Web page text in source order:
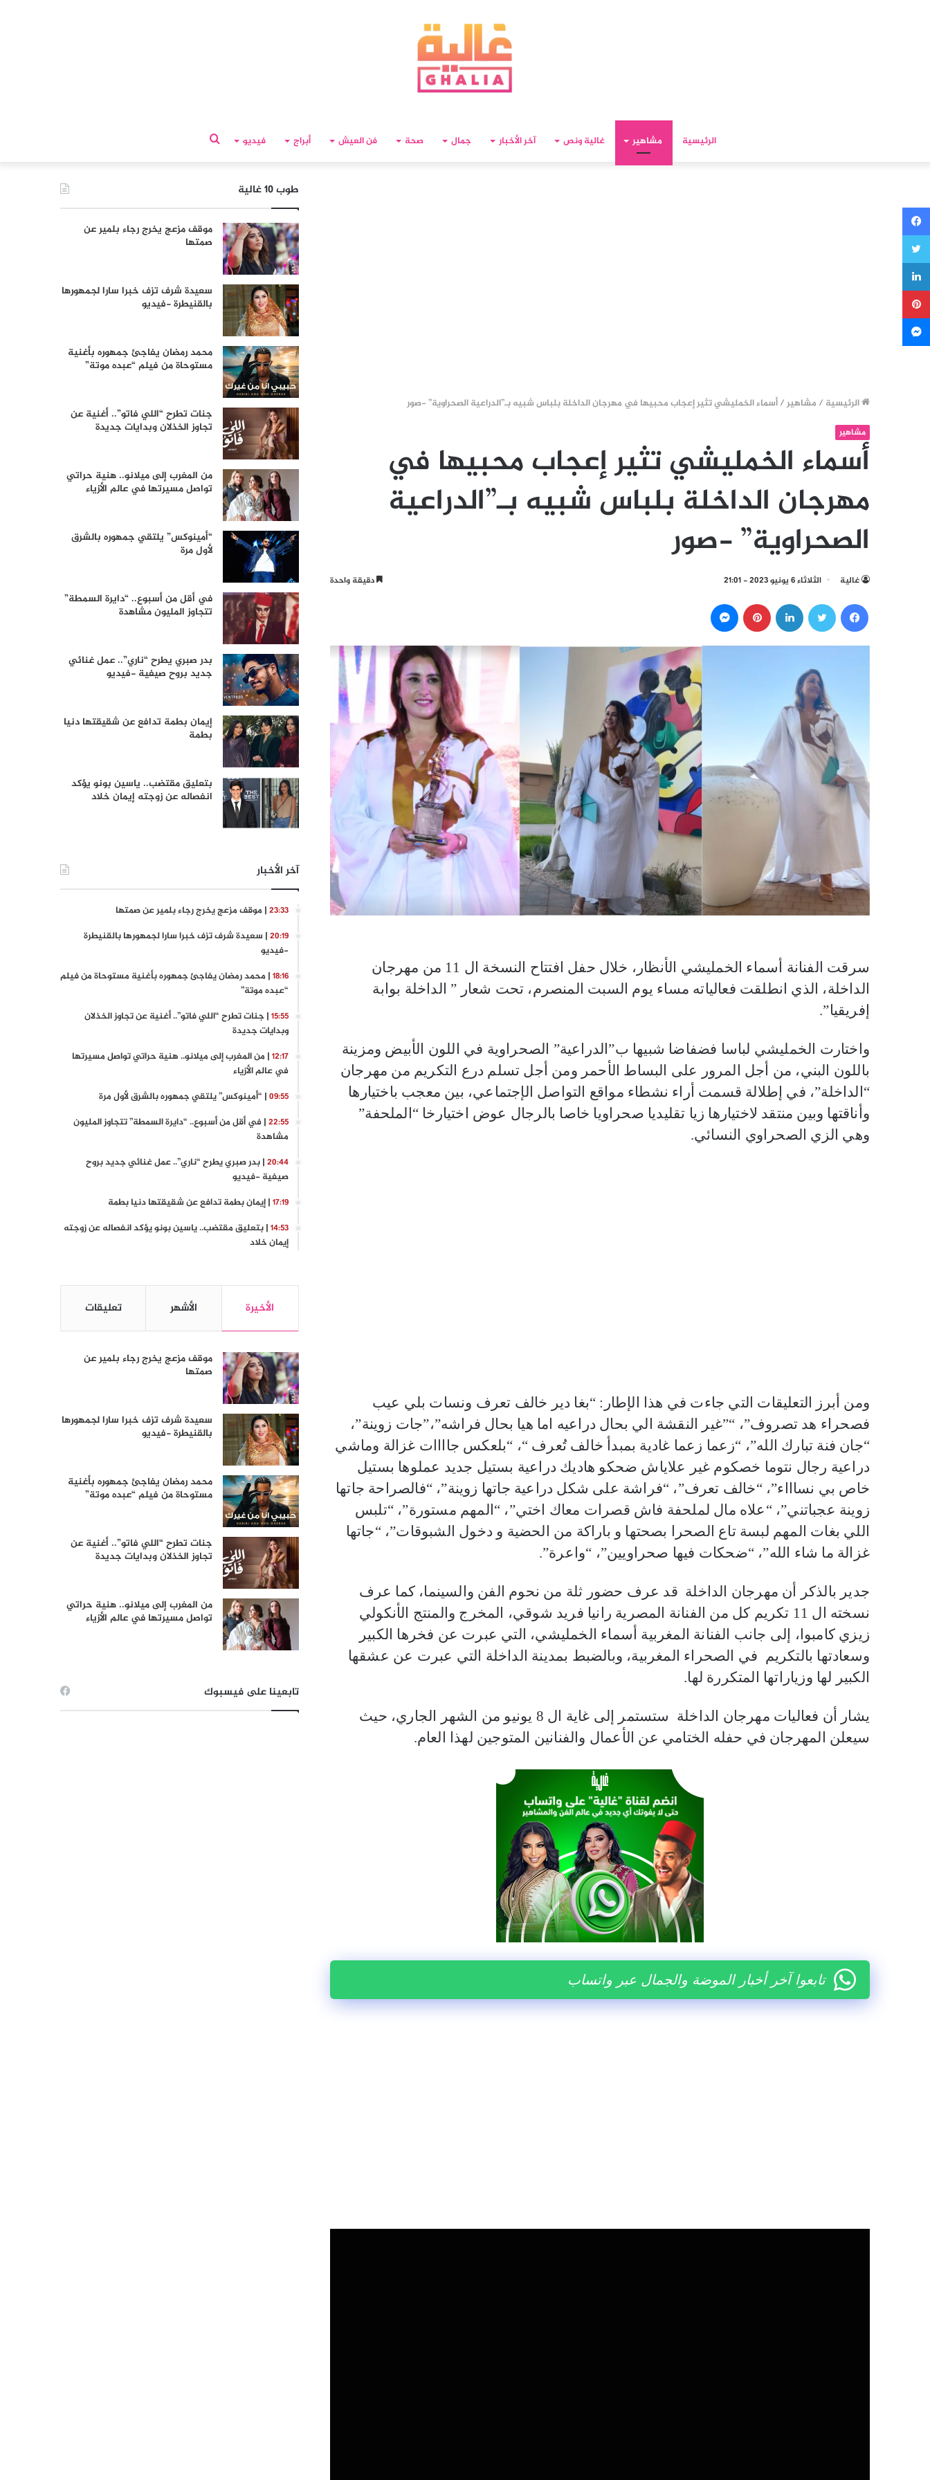
الرئيسية مشاهير غالية ونص آخر الأخبار جمال صحة فن العيش أبراج فيديو
الرئيسية / مشاهير/أسماء الخمليشي تثير إعجاب محبيها في مهرجان الداخلة بلباس شبيه بـ”الدراعية الصحراوية” -صور
مشاهير
أسماء الخمليشي تثير إعجاب محبيها في
مهرجان الداخلة بلباس شبيه بـ”الدراعية
الصحراوية” -صور
غالية الثلاثاء 6 يونيو 2023 - 21:01 دقيقة واحدة
سرقت الفنانة أسماء الخمليشي الأنظار، خلال حفل افتتاح النسخة ال 11 من مهرجان
الداخلة، الذي انطلقت فعالياته مساء يوم السبت المنصرم، تحت شعار ” الداخلة بوابة
إفريقيا”.
واختارت الخمليشي لباسا فضفاضا شبيها ب”الدراعية” الصحراوية في اللون الأبيض ومزينة
باللون البني، من أجل المرور على البساط الأحمر ومن أجل تسلم درع التكريم من مهرجان
“الداخلة”، في إطلالة قسمت أراء نشطاء مواقع التواصل الإجتماعي، بين معجب باختيارها
وأناقتها وبين منتقد لاختيارها زيا تقليديا صحراويا خاصا بالرجال عوض اختيارخا “الملحفة”
وهي الزي الصحراوي النسائي.
ومن أبرز التعليقات التي جاءت في هذا الإطار: “بغا دير خالف تعرف ونسات بلي عيب
فصحراء هد تصروف”، “”غير النقشة الي بحال دراعيه اما هيا بحال فراشه”،”جات زوينة”،
“جان فنة تبارك الله”، “زعما زعما غادية بمبدأ خالف تُعرف “، “بلعكس جاااات غزالة وماشي
دراعية رجال نتوما خصكوم غير علاياش ضحكو هاديك دراعية بستيل جديد عملوها بستيل
خاص بي نساااء”، “خالف تعرف”، “فراشة على شكل دراعية جاتها زوينة”، “فالصراحة جاتها
زوينة عجباتني”، “علاه مال لملحفة فاش قصرات معاك اختي”، “المهم مستورة”، “تلبس
اللي بغات المهم لبسة تاع الصحرا بصحتها و باراكة من الحضية و دخول الشبوقات”، “جاتها
غزالة ما شاء الله”، “ضحكات فيها صحراويين”، “واعرة”.
جدير بالذكر أن مهرجان الداخلة قد عرف حضور ثلة من نحوم الفن والسينما، كما عرف
نسخته ال 11 تكريم كل من الفنانة المصرية رانيا فريد شوقي، المخرج والمنتج الأنكولي
زيزي كامبوا، إلى جانب الفنانة المغربية أسماء الخمليشي، التي عبرت عن فخرها الكبير
وسعادتها بالتكريم في الصحراء المغربية، وبالضبط بمدينة الداخلة التي عبرت عن عشقها
الكبير لها وزياراتها المتكررة لها.
يشار أن فعاليات مهرجان الداخلة ستستمر إلى غاية ال 8 يونيو من الشهر الجاري، حيث
سيعلن المهرجان في حفله الختامي عن الأعمال والفنانين المتوجين لهذا العام.
تابعوا آخر أخبار الموضة والجمال عبر واتساب
طوب 10 غالية
موقف مزعج يخرج رجاء بلمير عن
صمتها
سعيدة شرف تزف خبرا سارا لجمهورها
بالقنيطرة -فيديو
محمد رمضان يفاجئ جمهوره بأغنية
مستوحاة من فيلم “عبده موتة”
جنات تطرح “اللي فاتو”.. أغنية عن
تجاوز الخذلان وبدايات جديدة
من المغرب إلى ميلانو.. هنية حراتي
تواصل مسيرتها في عالم الأزياء
“أمينوكس” يلتقي جمهوره بالشرق
لأول مرة
في أقل من أسبوع.. “دايرة السمطة”
تتجاوز المليون مشاهدة
بدر صبري يطرح “ناري”.. عمل غنائي
جديد بروح صيفية -فيديو
إيمان بطمة تدافع عن شقيقتها دنيا
بطمة
بتعليق مقتضب.. ياسين بونو يؤكد
انفصاله عن زوجته إيمان خلاد
آخر الأخبار
23:33 | موقف مزعج يخرج رجاء بلمير عن صمتها
20:19 | سعيدة شرف تزف خبرا سارا لجمهورها بالقنيطرة
-فيديو
18:16 | محمد رمضان يفاجئ جمهوره بأغنية مستوحاة من فيلم
“عبده موتة”
15:55 | جنات تطرح “اللي فاتو”.. أغنية عن تجاوز الخذلان
وبدايات جديدة
12:17 | من المغرب إلى ميلانو.. هنية حراتي تواصل مسيرتها
في عالم الأزياء
09:55 | “أمينوكس” يلتقي جمهوره بالشرق لأول مرة
22:55 | في أقل من أسبوع.. “دايرة السمطة” تتجاوز المليون
مشاهدة
20:44 | بدر صبري يطرح “ناري”.. عمل غنائي جديد بروح
صيفية -فيديو
17:19 | إيمان بطمة تدافع عن شقيقتها دنيا بطمة
14:53 | بتعليق مقتضب.. ياسين بونو يؤكد انفصاله عن زوجته
إيمان خلاد
الأخيرة الأشهر تعليقات
موقف مزعج يخرج رجاء بلمير عن
صمتها
سعيدة شرف تزف خبرا سارا لجمهورها
بالقنيطرة -فيديو
محمد رمضان يفاجئ جمهوره بأغنية
مستوحاة من فيلم “عبده موتة”
جنات تطرح “اللي فاتو”.. أغنية عن
تجاوز الخذلان وبدايات جديدة
من المغرب إلى ميلانو.. هنية حراتي
تواصل مسيرتها في عالم الأزياء
تابعينا على فيسبوك